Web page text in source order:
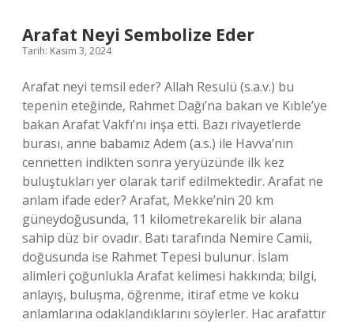
Arafat Neyi Sembolize Eder
Tarih: Kasım 3, 2024
Arafat neyi temsil eder? Allah Resulü (s.a.v.) bu
tepenin eteğinde, Rahmet Dağı’na bakan ve Kıble’ye
bakan Arafat Vakfı’nı inşa etti. Bazı rivayetlerde
burası, anne babamız Adem (a.s.) ile Havva’nın
cennetten indikten sonra yeryüzünde ilk kez
buluştukları yer olarak tarif edilmektedir. Arafat ne
anlam ifade eder? Arafat, Mekke’nin 20 km
güneydoğusunda, 11 kilometrekarelik bir alana
sahip düz bir ovadır. Batı tarafında Nemire Camii,
doğusunda ise Rahmet Tepesi bulunur. İslam
alimleri çoğunlukla Arafat kelimesi hakkında; bilgi,
anlayış, buluşma, öğrenme, itiraf etme ve koku
anlamlarına odaklandıklarını söylerler. Hac arafattır